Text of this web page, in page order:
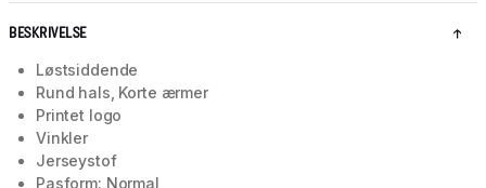
BESKRIVELSE
Løstsiddende
Rund hals, Korte ærmer
Printet logo
Vinkler
Jerseystof
Pasform: Normal